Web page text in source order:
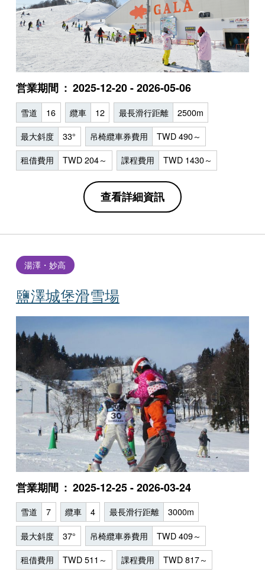
営業期間 2025-12-20 - 2026-05-06
雪道 16 纜車 12 最長滑行距離 2500m
最大斜度 33° 吊椅纜車券費用 TWD 490～
租借費用 TWD 204～ 課程費用 TWD 1430～
查看詳細資訊
鹽澤城堡滑雪場
湯澤・妙高
営業期間 2025-12-25 - 2026-03-24
雪道 7 纜車 4 最長滑行距離 3000m
最大斜度 37° 吊椅纜車券費用 TWD 409～
租借費用 TWD 511～ 課程費用 TWD 817～